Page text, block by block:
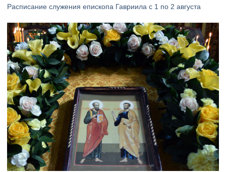
Расписание служения епископа Гавриила с 1 по 2 августа